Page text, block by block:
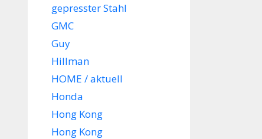
gepresster Stahl
GMC
Guy
Hillman
HOME / aktuell
Honda
Hong Kong
Hong Kong